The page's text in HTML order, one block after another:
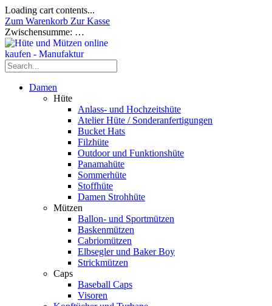
Loading cart contents...
Zum Warenkorb Zur Kasse
Zwischensumme: …
Damen
Hüte
Anlass- und Hochzeitshüte
Atelier Hüte / Sonderanfertigungen
Bucket Hats
Filzhüte
Outdoor und Funktionshüte
Panamahüte
Sommerhüte
Stoffhüte
Damen Strohhüte
Mützen
Ballon- und Sportmützen
Baskenmützen
Cabriomützen
Elbsegler und Baker Boy
Strickmützen
Caps
Baseball Caps
Visoren